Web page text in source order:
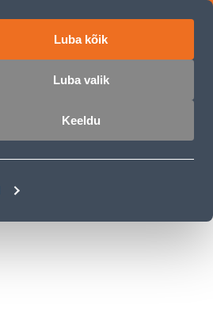
Luba kõik
Luba valik
Keeldu